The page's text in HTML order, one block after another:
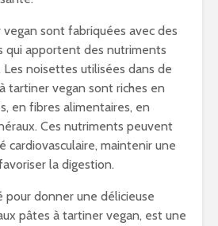
sont fabriquées avec des
qui apportent des nutriments
Les noisettes utilisées dans de
tartiner vegan sont riches en
en fibres alimentaires, en
Ces nutriments peuvent
cardiovasculaire, maintenir une
la digestion.
pour donner une délicieuse
pâtes à tartiner vegan, est une